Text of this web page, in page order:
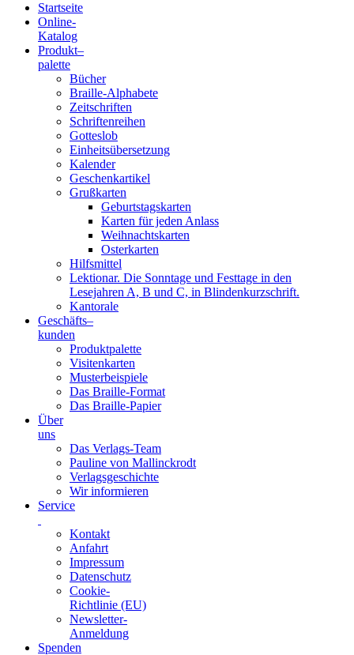
Blindenschrift-
Verlag
Druckerei
gGmbH
Startseite
Online-
Katalog
Produkt–
palette
Bücher
Braille-Alphabete
Zeitschriften
Schriftenreihen
Gotteslob
Einheitsübersetzung
Kalender
Geschenkartikel
Grußkarten
Geburtstagskarten
Karten für jeden Anlass
Weihnachtskarten
Osterkarten
Hilfsmittel
Lektionar. Die Sonntage und Festtage in den
Lesejahren A, B und C, in Blindenkurzschrift.
Kantorale
Geschäfts­–
kunden
Produktpalette
Visitenkarten
Musterbeispiele
Das Braille-Format
Das Braille-Papier
Über
uns
Das Verlags-Team
Pauline von Mallinckrodt
Verlagsgeschichte
Wir informieren
Service
Kontakt
Anfahrt
Impressum
Datenschutz
Cookie-
Richtlinie (EU)
Newsletter-
Anmeldung
Spenden